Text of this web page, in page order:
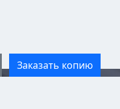
Заказать копию